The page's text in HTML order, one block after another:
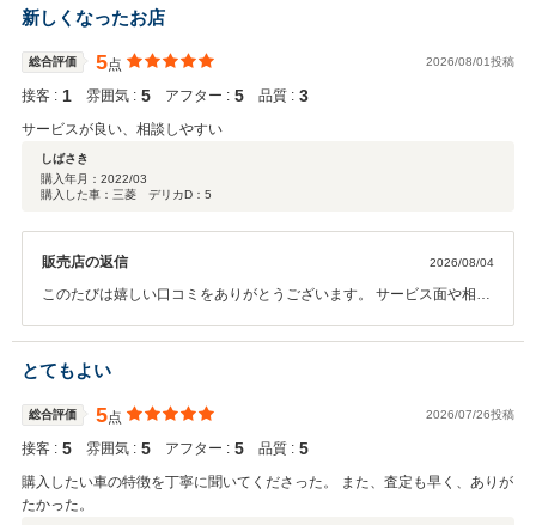
ます。 これからもお客様に安心してお任せいただけるよう、丁寧で親
身な対応を大切にしてまいります。 今後とも末永くお付き合いいただ
けますと幸いです。
新しくなったお店
総合評価 5点 2026/08/01投稿
接客 : 1 雰囲気 : 5 アフター : 5 品質 : 3
サービスが良い、相談しやすい
しばさき
購入年月： 2022/03
購入した車：三菱 デリカD：5
販売店の返信 2026/08/04
このたびは嬉しい口コミをありがとうございます。 サービス面や相談
気軽にご相談いただき、安心してお任せいただけることを大切にして
おります。 これからもご満足いただけるサービスと丁寧な対応を心が
とてもよい
総合評価 5点 2026/07/26投稿
接客 : 5 雰囲気 : 5 アフター : 5 品質 : 5
購入したい車の特徴を丁寧に聞いてくださった。 また、査定も早く、ありが
たかった。